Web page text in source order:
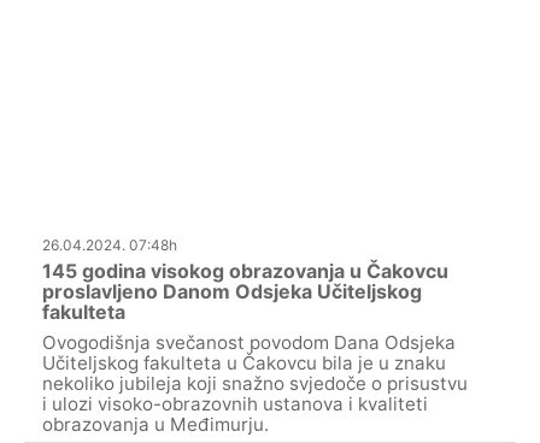
26.04.2024. 07:48h
145 godina visokog obrazovanja u Čakovcu
proslavljeno Danom Odsjeka Učiteljskog
fakulteta
Ovogodišnja svečanost povodom Dana Odsjeka
Učiteljskog fakulteta u Čakovcu bila je u znaku
nekoliko jubileja koji snažno svjedoče o prisustvu
i ulozi visoko-obrazovnih ustanova i kvaliteti
obrazovanja u Međimurju.